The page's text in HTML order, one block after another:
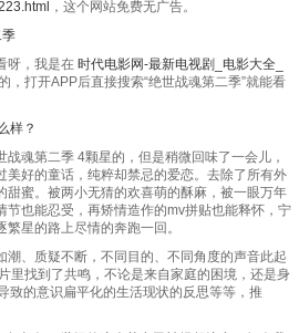
，这个网站免费无广告。
呀，我是在 时代电影网-最新电视剧_电影大全_
，打开APP后直接搜索“绝世战魂第二季”就能看
样？
战魂第二季 4颗星的，但是稍微回味了一会儿，
美好的童话，纯粹却禁忌的爱恋。去除了所有外
甜蜜。被两小无猜的欢喜萌的酥麻，被一眼万年
节也能忍受，再矫情造作的mv拼贴也能释怀，宁
星的路上尽情的奔跑一回。
潮、质疑不断，不同目的、不同角度的声音此起
里找到了共鸣，不论是来自家庭的困境，还是身
致的意识扁平化的生活现状的反思等等，推